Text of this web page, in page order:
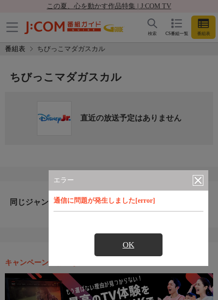
この夏、心を動かす作品特集 | J:COM TV
CS番組一覧 番組表
検索
番組表 ちびっこマダガスカル
エラー
通信に問題が発生しました[error]
OK
ちびっこマダガスカル
直近の放送予定はありません
同じジャンルのおすすめ番組
キャンペーン・お得な情報